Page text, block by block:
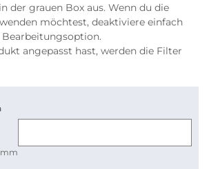
der grauen Box aus. Wenn du die
möchtest, deaktiviere einfach
angepasst hast, werden die Filter